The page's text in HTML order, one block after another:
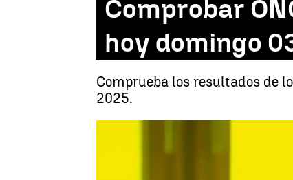
Comprobar
hoy domingo
Comprueba los resultados de
2025.